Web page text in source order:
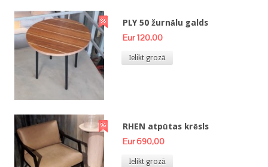
PLY 50 žurnālu galds
Eur 120,00
Ielikt grozā
RHEN atpūtas krēsls
Eur 690,00
Ielikt grozā